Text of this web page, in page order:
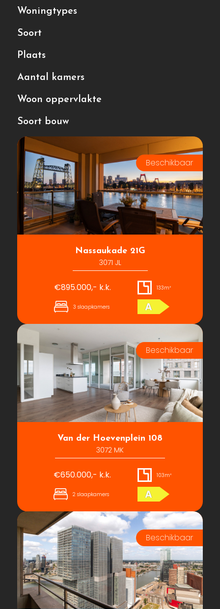
Woningtypes
Soort
Plaats
Aantal kamers
Woon oppervlakte
Soort bouw
Nassaukade 21G
3071 JL
€895.000,- k.k. 133m²
3 slaapkamers A
Van der Hoevenplein 108
3072 MK
€650.000,- k.k. 103m²
2 slaapkamers A